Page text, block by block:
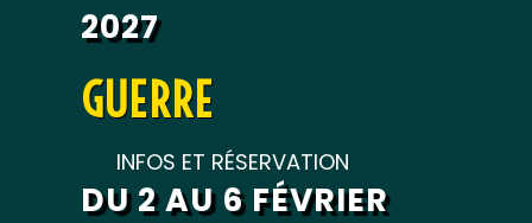
2027
GUERRE
INFOS ET RÉSERVATION
DU 2 AU 6 FÉVRIER